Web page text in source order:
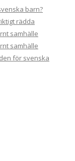
barn?
rädda
samhälle
samhälle
för svenska